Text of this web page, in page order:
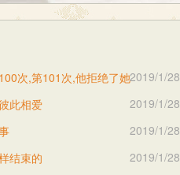
次,第101次,他拒绝了她2019/1/28
此相爱 2019/1/28
2019/1/28
结束的 2019/1/28